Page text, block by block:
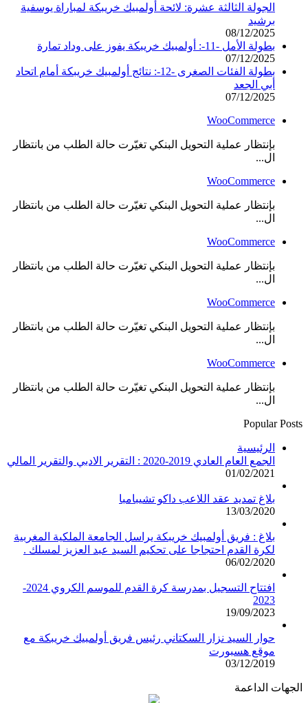
الجولة الثالثة عشرة: لائحة أولمبيك خريبكة لمباراة يوسفية
برشيد
08/12/2025
بطولة الأمل -11-: أولمبيك خريبكة يفوز على وداد تمارة
07/12/2025
بطولة الفئات الصغرى -12-: نتائج أولمبيك خريبكة أمام اتحاد
أبي الجعد
07/12/2025
WooCommerce
بإنتظار عملية التحويل البنكي تغيّرت حالة الطلب من بانتظار
ال...
WooCommerce
بإنتظار عملية التحويل البنكي تغيّرت حالة الطلب من بانتظار
ال...
WooCommerce
بإنتظار عملية التحويل البنكي تغيّرت حالة الطلب من بانتظار
ال...
WooCommerce
بإنتظار عملية التحويل البنكي تغيّرت حالة الطلب من بانتظار
ال...
WooCommerce
بإنتظار عملية التحويل البنكي تغيّرت حالة الطلب من بانتظار
ال...
Popular Posts
الرئيسية
الجمع العام العادي 2019-2020 : التقرير الادبي والتقرير المالي
01/02/2021
بلاغ تمديد عقد اللاعب داكو تشيبامبا
13/03/2020
بلاغ : فريق أولمبيك خريبكة يراسل الجامعة الملكية المغربية
لكرة القدم احتجاجا على تحكيم السيد عبد العزيز لمسلك .
06/02/2020
افتتاح التسجيل بمدرسة كرة القدم للموسم الكروي 2024-
2023
19/09/2023
حوار السيد نزار السكتاني رئيس فريق أولمبيك خريبكة مع
موقع هسبورت
03/12/2019
الجهات الداعمة